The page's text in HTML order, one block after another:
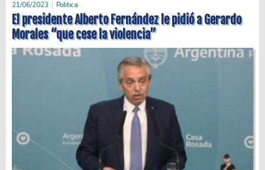
21/06/2023 Politica
El presidente Alberto Fernández le pidió a Gerardo
Morales “que cese la violencia”